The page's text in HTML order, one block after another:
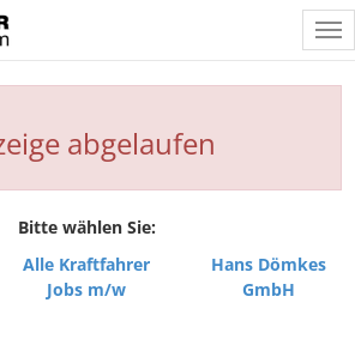
abgelaufen
Bitte wählen Sie:
Alle Kraftfahrer
Jobs m/w
Hans Dömkes
GmbH